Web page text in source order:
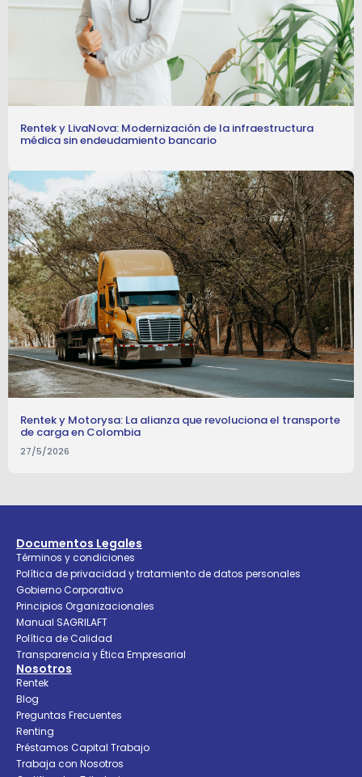
Rentek y LivaNova: Modernización de la infraestructura
médica sin endeudamiento bancario
Rentek y Motorysa: La alianza que revoluciona el transporte
de carga en Colombia
27/5/2026
Documentos Legales
Términos y condiciones
Política de privacidad y tratamiento de datos personales
Gobierno Corporativo
Principios Organizacionales
Manual SAGRILAFT
Política de Calidad
Transparencia y Ética Empresarial
Nosotros
Rentek
Blog
Preguntas Frecuentes
Renting
Préstamos Capital Trabajo
Trabaja con Nosotros